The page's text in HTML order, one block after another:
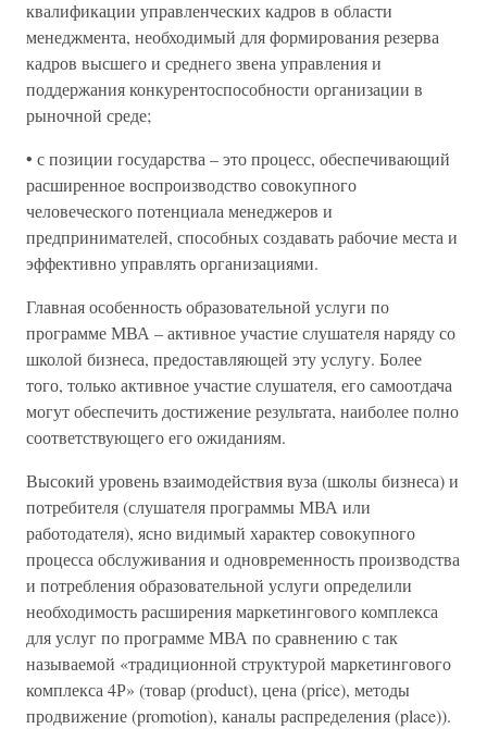
квалификации управленческих кадров в области
менеджмента, необходимый для формирования резерва
кадров высшего и среднего звена управления и
поддержания конкурентоспособности организации в
рыночной среде;
• с позиции государства – это процесс, обеспечивающий
расширенное воспроизводство совокупного
человеческого потенциала менеджеров и
предпринимателей, способных создавать рабочие места и
эффективно управлять организациями.
Главная особенность образовательной услуги по
программе МВА – активное участие слушателя наряду со
школой бизнеса, предоставляющей эту услугу. Более
того, только активное участие слушателя, его самоотдача
могут обеспечить достижение результата, наиболее полно
соответствующего его ожиданиям.
Высокий уровень взаимодействия вуза (школы бизнеса) и
потребителя (слушателя программы МВА или
работодателя), ясно видимый характер совокупного
процесса обслуживания и одновременность производства
и потребления образовательной услуги определили
необходимость расширения маркетингового комплекса
для услуг по программе МВА по сравнению с так
называемой «традиционной структурой маркетингового
комплекса 4Р» (товар (product), цена (price), методы
продвижение (promotion), каналы распределения (place)).